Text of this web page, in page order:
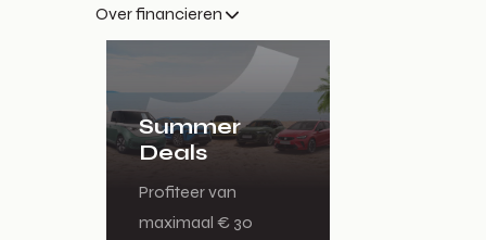
Over financieren
Summer
Deals
Profiteer van
maximaal € 30